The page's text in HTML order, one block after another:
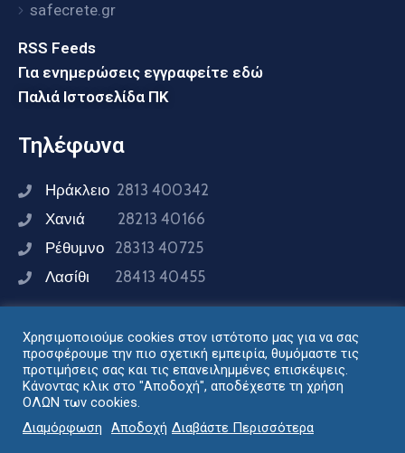
safecrete.gr
RSS Feeds
Για ενημερώσεις εγγραφείτε εδώ
Παλιά Ιστοσελίδα ΠΚ
Τηλέφωνα
Ηράκλειο 2813 400342
Χανιά 28213 40166
Ρέθυμνο 28313 40725
Λασίθι 28413 40455
Συνδεθείτε μαζί μας
Σχεδιασμός - Ανάπτυξη: Διεύθυνση Ηλεκτρονικής
Διακυβέρνησης Περιφέρειας Κρήτης © 2024
Χρησιμοποιούμε cookies στον ιστότοπο μας για να σας
προσφέρουμε την πιο σχετική εμπειρία, θυμόμαστε τις
προτιμήσεις σας και τις επανειλημμένες επισκέψεις.
Κάνοντας κλικ στο "Αποδοχή", αποδέχεστε τη χρήση
ΟΛΩΝ των cookies.
Διαμόρφωση
Αποδοχή Διαβάστε Περισσότερα